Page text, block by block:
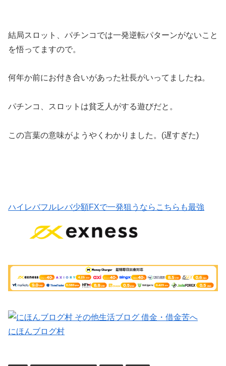
結局スロット、パチンコでは一発逆転パターンがないこと
を悟ってますので。
何年か前にお付き合いがあった社長がいってましたね。
パチンコ、スロットは貧乏人がする遊びだと。
この言葉の意味がようやくわかりました。(遅すぎた)
ハイレバフルレバ少額FXで一発狙うならこちらも最強
にほんブログ村